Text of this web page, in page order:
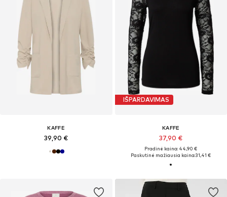
KAFFE
39,90 €
IŠPARDAVIMAS
KAFFE
37,90 €
Pradinė kaina: 44,90 €
Paskutinė mažiausia kaina:31,41 €